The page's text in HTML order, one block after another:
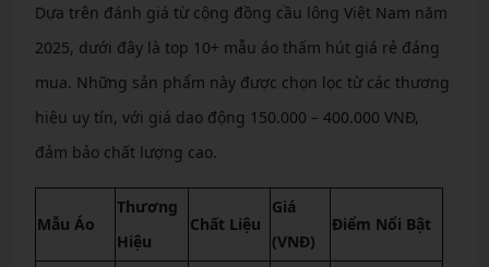
Dựa trên đánh giá từ cộng đồng cầu lông Việt Nam năm
2025, dưới đây là top 10+ mẫu áo thấm hút giá rẻ đáng
mua. Những sản phẩm này được chọn lọc từ các thương
hiệu uy tín, với giá dao động 150.000 – 400.000 VNĐ,
đảm bảo chất lượng cao.
Mẫu Áo
Thương
Hiệu
Chất Liệu
Giá
(VNĐ)
Điểm Nổi Bật